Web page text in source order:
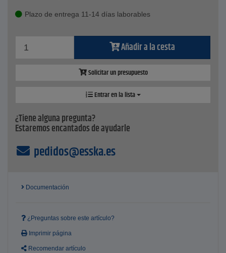
Plazo de entrega 11-14 días laborables
Añadir a la cesta
Solicitar un presupuesto
Entrar en la lista
¿Tiene alguna pregunta?
Estaremos encantados de ayudarle
pedidos@esska.es
Documentación
¿Preguntas sobre este artículo?
Imprimir página
Recomendar artículo